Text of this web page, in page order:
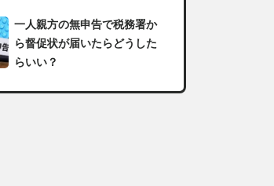
一人親方の無申告で税務署か
ら督促状が届いたらどうした
らいい？
足場の組み立てに資格は必